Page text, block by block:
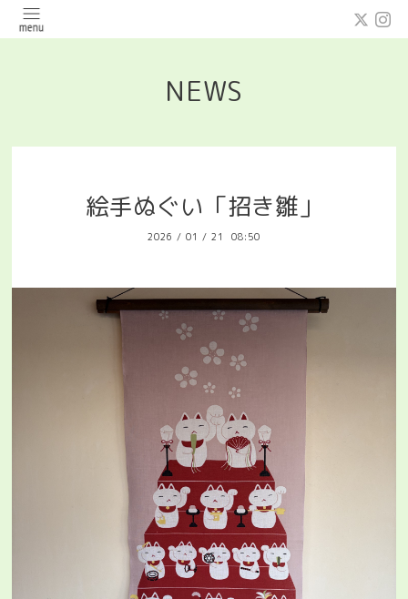
NEWS
絵手ぬぐい「招き雛」
2026 / 01 / 21 08:50